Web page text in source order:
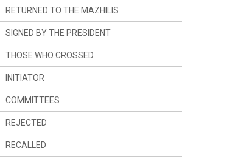
RETURNED TO THE MAZHILIS
SIGNED BY THE PRESIDENT
THOSE WHO CROSSED
SINCE LAST YEAR
SINCE LAST SESSION
INITIATOR
THE PRESIDENT
DEPUTIES
GOVERNMENT
COMMITTEES
COMMITTEE ON CONSTITUTIONAL
LEGISLATION, JUDICIARY SYSTEM AND
LAW ENFORCEMENT AGENCIES
REJECTED
RECALLED